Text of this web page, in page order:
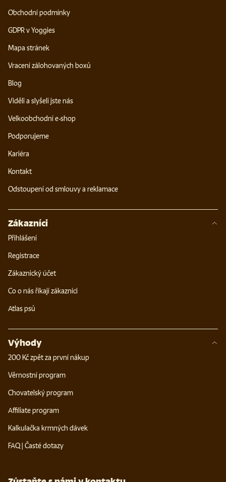
Obchodní podmínky
GDPR v Yoggies
Mapa stránek
Vracení zálohovaných boxů
Blog
Viděli a slyšeli jste nás
Velkoobchodní e-shop
Podporujeme
Kariéra
Kontakt
Odstoupení od smlouvy a reklamace
Zákazníci
Přihlášení
Registrace
Zákaznický účet
Co o nás říkají zákazníci
Atlas psů
Výhody
200 Kč zpět za první nákup
Věrnostní program
Chovatelský program
Affiliate program
Kalkulačka krmných dávek
FAQ | Časté dotazy